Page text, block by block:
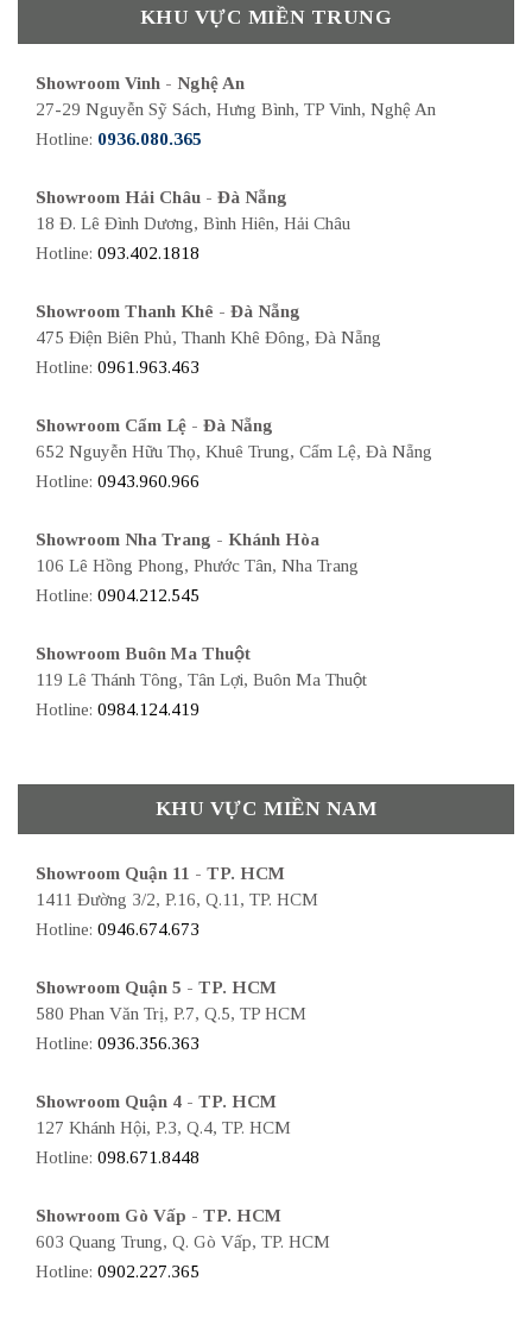
KHU VỰC MIỀN TRUNG
Showroom Vinh - Nghệ An
27-29 Nguyễn Sỹ Sách, Hưng Bình, TP Vinh, Nghệ An
Hotline: 0936.080.365
Showroom Hải Châu - Đà Nẵng
18 Đ. Lê Đình Dương, Bình Hiên, Hải Châu
Hotline: 093.402.1818
Showroom Thanh Khê - Đà Nẵng
475 Điện Biên Phủ, Thanh Khê Đông, Đà Nẵng
Hotline: 0961.963.463
Showroom Cẩm Lệ - Đà Nẵng
652 Nguyễn Hữu Thọ, Khuê Trung, Cẩm Lệ, Đà Nẵng
Hotline: 0943.960.966
Showroom Nha Trang - Khánh Hòa
106 Lê Hồng Phong, Phước Tân, Nha Trang
Hotline: 0904.212.545
Showroom Buôn Ma Thuột
119 Lê Thánh Tông, Tân Lợi, Buôn Ma Thuột
Hotline: 0984.124.419
KHU VỰC MIỀN NAM
Showroom Quận 11 - TP. HCM
1411 Đường 3/2, P.16, Q.11, TP. HCM
Hotline: 0946.674.673
Showroom Quận 5 - TP. HCM
580 Phan Văn Trị, P.7, Q.5, TP HCM
Hotline: 0936.356.363
Showroom Quận 4 - TP. HCM
127 Khánh Hội, P.3, Q.4, TP. HCM
Hotline: 098.671.8448
Showroom Gò Vấp - TP. HCM
603 Quang Trung, Q. Gò Vấp, TP. HCM
Hotline: 0902.227.365